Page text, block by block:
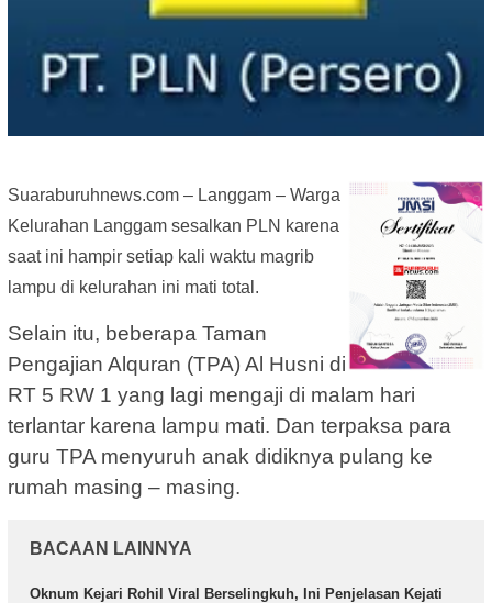
Suaraburuhnews.com – Langgam – Warga
Kelurahan Langgam sesalkan PLN karena
saat ini hampir setiap kali waktu magrib
lampu di kelurahan ini mati total.
Selain itu, beberapa Taman
Pengajian Alquran (TPA) Al Husni di
RT 5 RW 1 yang lagi mengaji di malam hari
terlantar karena lampu mati. Dan terpaksa para
guru TPA menyuruh anak didiknya pulang ke
rumah masing – masing.
BACAAN LAINNYA
Oknum Kejari Rohil Viral Berselingkuh, Ini Penjelasan Kejati